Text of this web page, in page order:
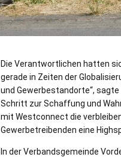
Die Verantwortlichen hatten
gerade in Zeiten der
und Gewerbestandorte“,
Schritt zur Schaffung und
mit Westconnect die
Gewerbetreibenden eine
In der Verbandsgemeinde